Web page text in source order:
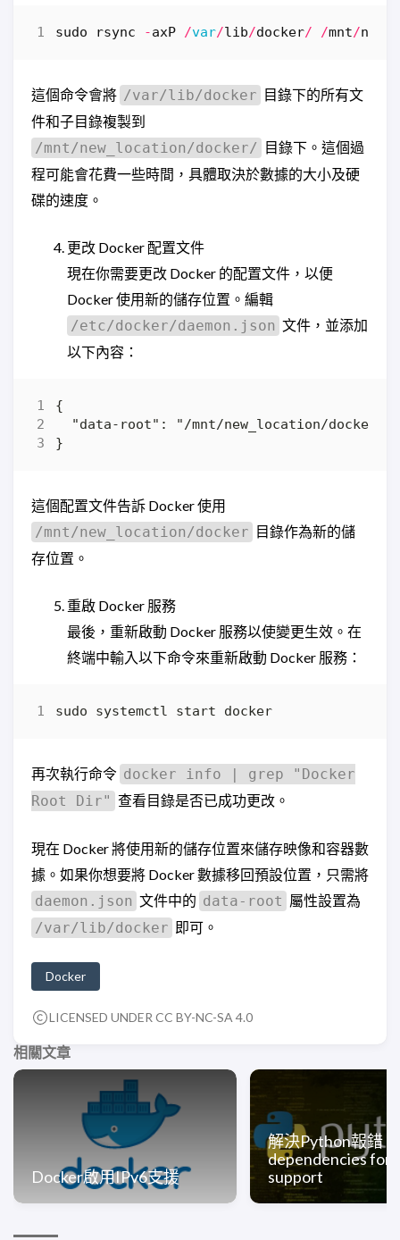
sudo rsync -axP /var/lib/docker/ /mnt/
這個命令會將 /var/lib/docker 目錄下的所有文
件和子目錄複製到
/mnt/new_location/docker/
目錄下。這個過
程可能會花費一些時間，具體取決於數據的大小及硬
碟的速度。
更改 Docker 配置文件
現在你需要更改 Docker 的配置文件，以便
Docker 使用新的儲存位置。編輯
/etc/docker/daemon.json 文件，並添加
以下內容：
這個配置文件告訴 Docker 使用
/mnt/new_location/docker 目錄作為新的儲
存位置。
重啟 Docker 服務
最後，重新啟動 Docker 服務以使變更生效。在
終端中輸入以下命令來重新啟動 Docker 服務：
再次執行命令 docker info | grep "Docker
Root Dir" 查看目錄是否已成功更改。
現在 Docker 將使用新的儲存位置來儲存映像和容器數
據。如果你想要將 Docker 數據移回預設位置，只需將
daemon.json 文件中的 data-root 屬性設置為
/var/lib/docker 即可。
Docker
LICENSED UNDER CC BY-NC-SA 4.0
相關文章
Docker啟用IPv6支援
解決Python報錯
dependencies for
support